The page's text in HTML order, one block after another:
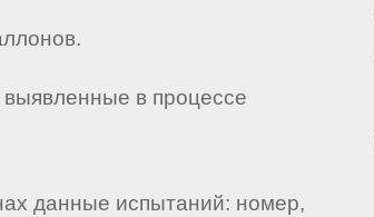
в процессе
данные испытаний: номер,